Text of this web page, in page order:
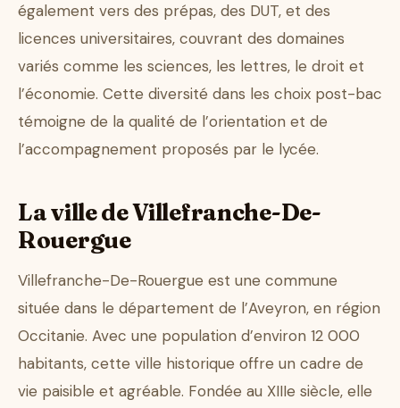
également vers des prépas, des DUT, et des
licences universitaires, couvrant des domaines
variés comme les sciences, les lettres, le droit et
l’économie. Cette diversité dans les choix post-bac
témoigne de la qualité de l’orientation et de
l’accompagnement proposés par le lycée.
La ville de Villefranche-De-
Rouergue
Villefranche-De-Rouergue est une commune
située dans le département de l’Aveyron, en région
Occitanie. Avec une population d’environ 12 000
habitants, cette ville historique offre un cadre de
vie paisible et agréable. Fondée au XIIIe siècle, elle